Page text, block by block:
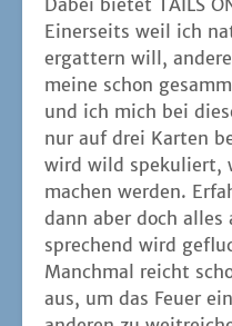
ande­ren zu
ande­res Mal wird
gelegt und die
Und jedes Mal hält
ob die ande­ren nun
ten pas­sen oder
auch mäch­tig
Feu­er­kar­ten, sind
wei­te­ren
Auf der ande­ren
sein, was die
und so habe ich